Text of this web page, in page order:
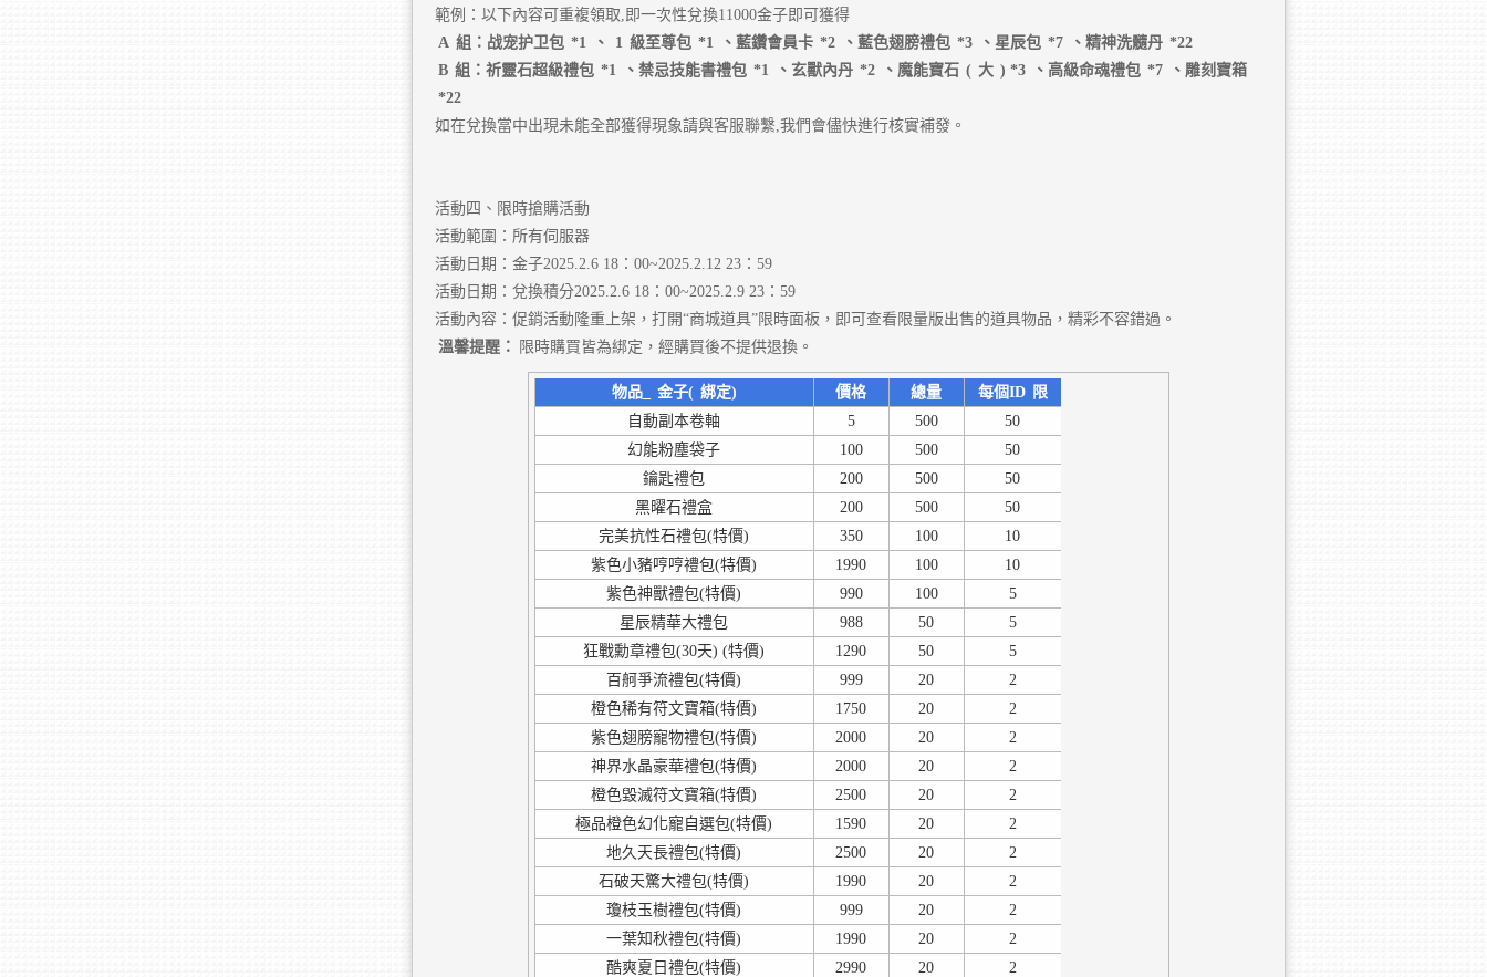
範例：以下內容可重複領取,即一次性兌換11000金子即可獲得
A 組：战宠护卫包 *1 、 1 級至尊包 *1 、藍鑽會員卡 *2 、藍色翅膀禮包 *3 、星辰包 *7 、精神洗髓丹 *22
B 組：祈靈石超級禮包 *1 、禁忌技能書禮包 *1 、玄獸內丹 *2 、魔能寶石 ( 大 ) *3 、高級命魂禮包 *7
、雕刻寶箱
*22
如在兌換當中出現未能全部獲得現象請與客服聯繫,我們會儘快進行核實補發。
活動四、限時搶購活動
活動範圍：所有伺服器
活動日期：金子2025.2.6 18：00~2025.2.12 23：59
活動日期：兌換積分2025.2.6 18：00~2025.2.9 23：59
活動內容：促銷活動隆重上架，打開“商城道具”限時面板，即可查看限量版出售的道具物品，精彩不容錯過。
溫馨提醒：
限時購買皆為綁定，經購買後不提供退換。
物品_ 金子( 綁定) 價格 總量 每個ID 限
自動副本卷軸
5 500
50
幻能粉塵袋子
100 500
50
鑰匙禮包
200 500
50
黑曜石禮盒
200 500
50
完美抗性石禮包(特價)
350 100
10
紫色小豬哼哼禮包(特價)
1990 100
10
紫色神獸禮包(特價)
990 100
5
星辰精華大禮包
988 50
5
狂戰勳章禮包(30天) (特價)
1290 50
5
百舸爭流禮包(特價)
999 20
2
橙色稀有符文寶箱(特價)
1750 20
2
紫色翅膀寵物禮包(特價)
2000 20
2
神界水晶豪華禮包(特價)
2000 20
2
橙色毀滅符文寶箱(特價)
2500 20
2
極品橙色幻化寵自選包(特價)
1590 20
2
地久天長禮包(特價)
2500 20
2
石破天驚大禮包(特價)
1990 20
2
瓊枝玉樹禮包(特價)
999 20
2
一葉知秋禮包(特價)
1990 20
2
酷爽夏日禮包(特價)
2990 20
2